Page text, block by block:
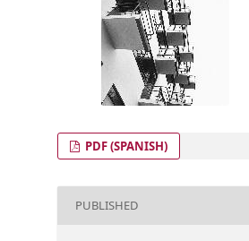
PDF (SPANISH)
PUBLISHED